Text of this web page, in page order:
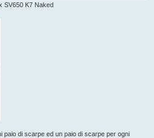
SV650 K7 Naked
paio di scarpe ed un paio di scarpe per ogni